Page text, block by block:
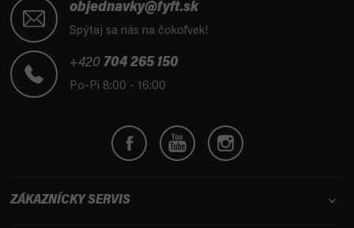
objednavky@fyft.sk
Spýtaj sa nás na čokoľvek!
+420 704 265 150
Po-Pi 8:00 - 16:00
ZÁKAZNÍCKY SERVIS